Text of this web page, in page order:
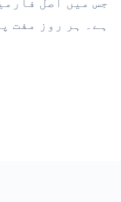
ہے۔ ہر روز مفت